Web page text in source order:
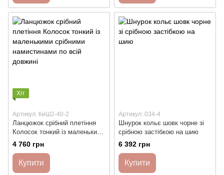
Хіт
Артикул: КиШ2-40-2
Ланцюжок срібний плетіння
Колосок тонкий із маленькими
срібними намистинами по всій
довжині
4 760 грн
Купити
Артикул: 034-4
Шнурок кольє шовк чорне зі
срібною застібкою на шию
6 392 грн
Купити